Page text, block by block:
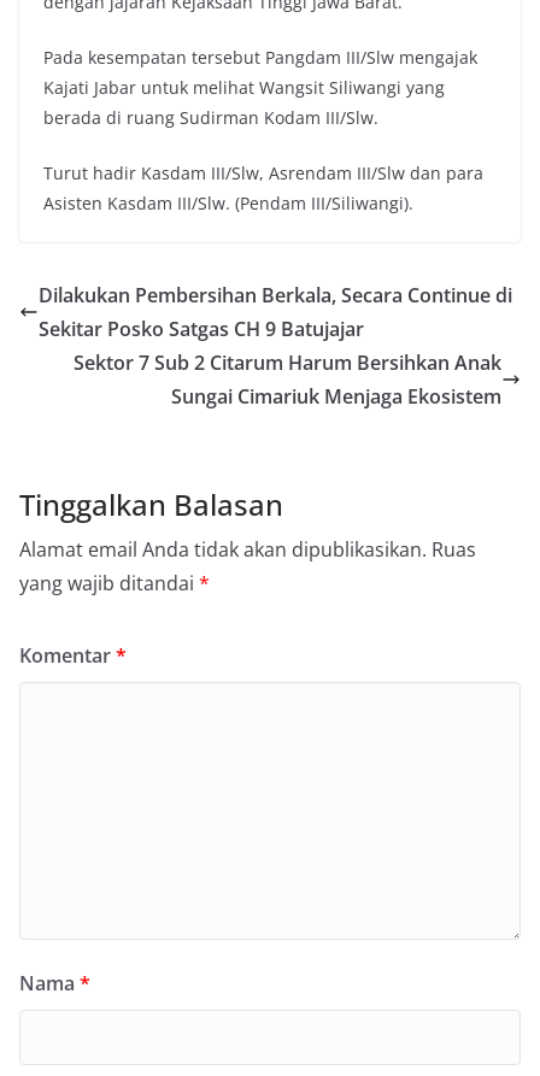
Pada kesempatan tersebut Pangdam III/Slw mengajak
Kajati Jabar untuk melihat Wangsit Siliwangi yang
berada di ruang Sudirman Kodam III/Slw.
Turut hadir Kasdam III/Slw, Asrendam III/Slw dan para
Asisten Kasdam III/Slw. (Pendam III/Siliwangi).
Dilakukan Pembersihan Berkala, Secara Continue di
Sekitar Posko Satgas CH 9 Batujajar
Sektor 7 Sub 2 Citarum Harum Bersihkan Anak
Sungai Cimariuk Menjaga Ekosistem
Tinggalkan Balasan
Alamat email Anda tidak akan dipublikasikan. Ruas
yang wajib ditandai *
Komentar*
Nama *